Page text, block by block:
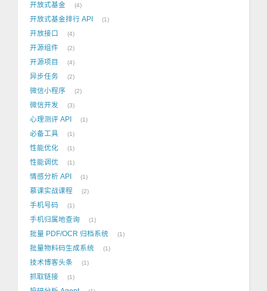
开放式基金 4
开放式基金排行 API 1
开放接口 4
开源组件 2
开源项目 4
异步任务 2
微信小程序 2
微信开发 3
心理测评 API 1
必备工具 1
性能优化 1
性能调优 1
情感分析 API 1
慕课实战课程 2
手机号码 1
手机归属地查询 1
批量 PDF/OCR 归档系统 1
批量物料码生成系统 1
技术博客头条 1
抓取链接 1